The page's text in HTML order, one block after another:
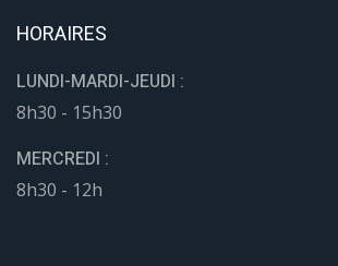
HORAIRES
LUNDI-MARDI-JEUDI :
8h30 - 15h30
MERCREDI :
8h30 - 12h